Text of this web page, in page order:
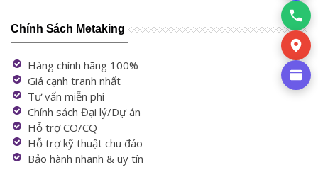
Chính Sách Metaking
Hàng chính hãng 100%
Giá cạnh tranh nhất
Tư vấn miễn phí
Chính sách Đại lý/Dự án
Hỗ trợ CO/CQ
Hỗ trợ kỹ thuật chu đáo
Bảo hành nhanh & uy tín